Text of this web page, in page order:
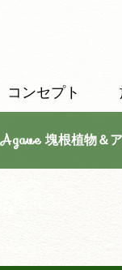
コンセプト
塊根植物＆